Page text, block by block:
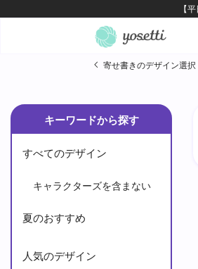
寄せ書きのデザイン選択
キーワードから探す
すべてのデザイン
キャラクターズを含まない
夏のおすすめ
人気のデザイン